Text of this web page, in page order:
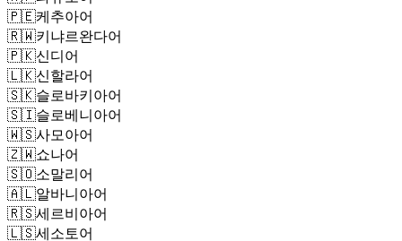
🇵🇪케추아어
🇷🇼키냐르완다어
🇵🇰신디어
🇱🇰신할라어
🇸🇰슬로바키아어
🇸🇮슬로베니아어
🇼🇸사모아어
🇿🇼쇼나어
🇸🇴소말리어
🇦🇱알바니아어
🇷🇸세르비아어
🇱🇸세소토어